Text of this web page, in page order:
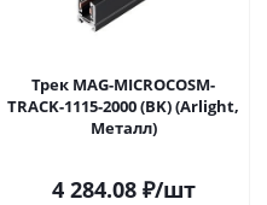
Трек MAG-MICROCOSM-
TRACK-1115-2000 (BK) (Arlight,
Металл)
4 284.08₽/шт